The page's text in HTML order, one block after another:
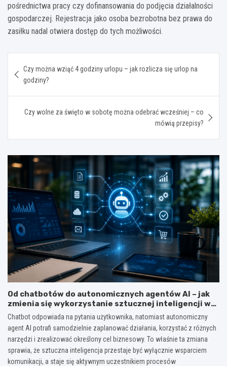
pośrednictwa pracy czy dofinansowania do podjęcia działalności
gospodarczej. Rejestracja jako osoba bezrobotna bez prawa do
zasiłku nadal otwiera dostęp do tych możliwości.
wpisu
Czy można wziąć 4 godziny urlopu – jak rozlicza się urlop na
godziny?
Czy wolne za święto w sobotę można odebrać wcześniej – co
mówią przepisy?
Od chatbotów do autonomicznych agentów AI – jak
zmienia się wykorzystanie sztucznej inteligencji w
biznesie?
Chatbot odpowiada na pytania użytkownika, natomiast autonomiczny
agent AI potrafi samodzielnie zaplanować działania, korzystać z różnych
narzędzi i zrealizować określony cel biznesowy. To właśnie ta zmiana
sprawia, że sztuczna inteligencja przestaje być wyłącznie wsparciem
komunikacji, a staje się aktywnym uczestnikiem procesów